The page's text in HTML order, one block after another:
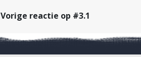
Vorige reactie op #3.1